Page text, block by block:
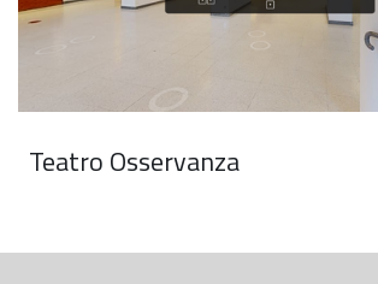
Teatro Osservanza